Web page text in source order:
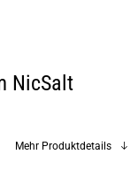
NicSalt
Mehr Produktdetails